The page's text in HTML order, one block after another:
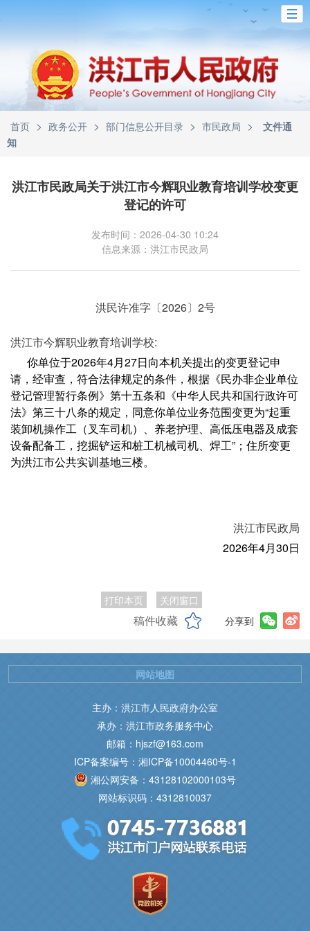
首页 > 政务公开 > 部门信息公开目录 > 市民政局 >
文件通
知
洪江市民政局关于洪江市今辉职业教育培训学校变更
登记的许可
发布时间：2026-04-30 10:24
信息来源：洪江市民政局
洪民许准字〔2026〕2号
洪江市今辉职业教育培训学校:
你单位于2026年4月27日向本机关提出的变更登记申
请，经审查，符合法律规定的条件，根据《民办非企业单位
登记管理暂行条例》第十五条和《中华人民共和国行政许可
法》第三十八条的规定，同意你单位业务范围变更为“起重
装卸机操作工（叉车司机）、养老护理、高低压电器及成套
设备配备工，挖掘铲运和桩工机械司机、焊工”；住所变更
为洪江市公共实训基地三楼。
洪江市民政局
2026年4月30日
打印本页 关闭窗口
稿件收藏 分享到
主办：洪江市人民政府办公室
承办：洪江市政务服务中心
邮箱：hjszf@163.com
ICP备案编号：湘ICP备10004460号-1
湘公网安备：43128102000103号
网站标识码：4312810037
网站地图